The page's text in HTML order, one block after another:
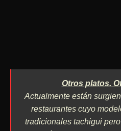
Otros platos.
Actualmente están
restaurantes cuyo
tradicionales tachigui